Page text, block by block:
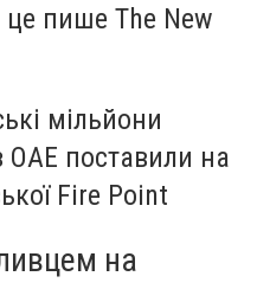
пише The New
мільйони
ОАЕ поставили на
Fire Point
на